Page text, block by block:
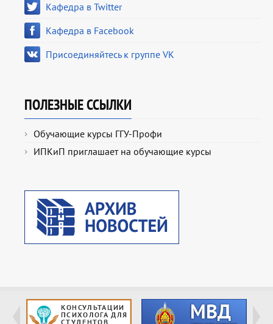
Кафедра в Twitter
Кафедра в Facebook
Присоединяйтесь к группе VK
ПОЛЕЗНЫЕ ССЫЛКИ
Обучающие курсы ГГУ-Профи
ИПКиП приглашает на обучающие курсы